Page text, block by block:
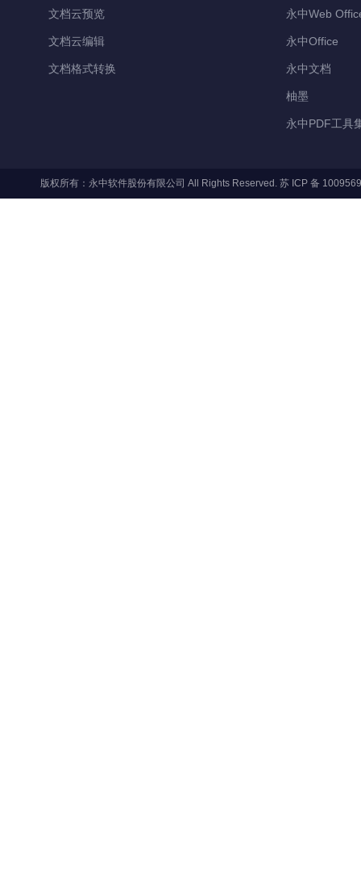
文档云预览
文档云编辑
文档格式转换
永中Web
永中Office
永中文档
柚墨
永中PDF工具
版权所有：永中软件股份有限公司 All Rights Reserved. 苏 ICP 备